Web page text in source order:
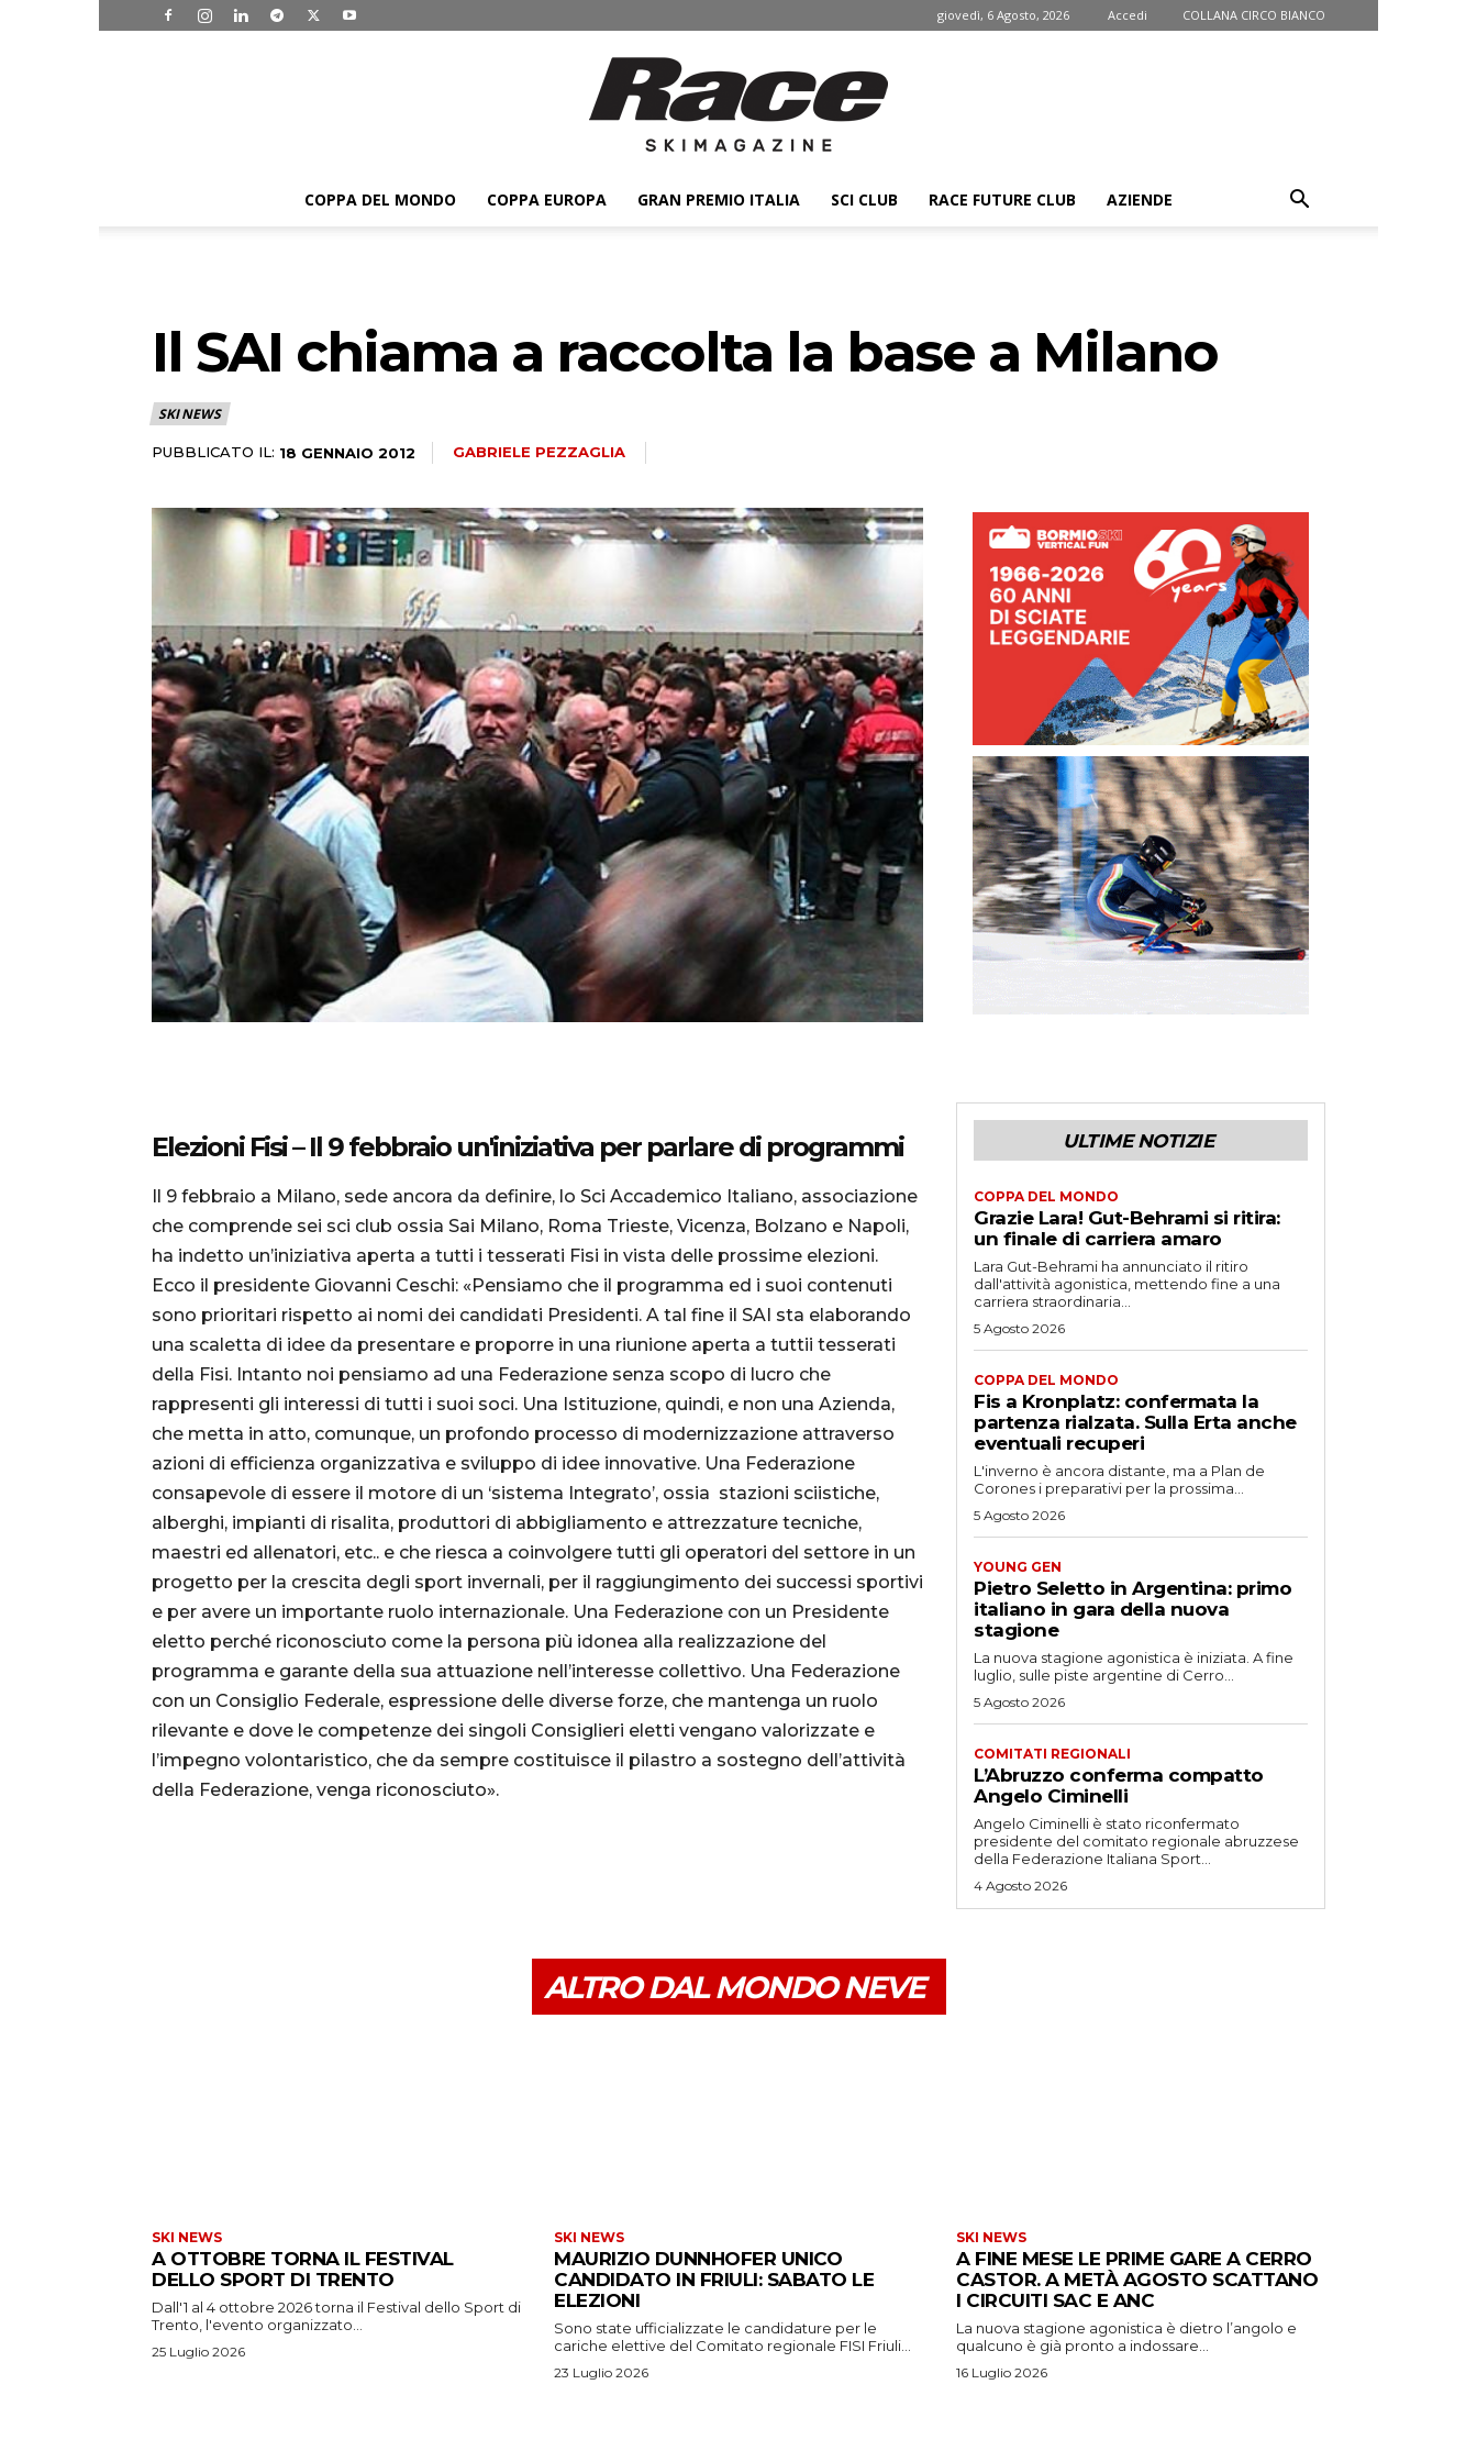
giovedì, 6 Agosto, 2026 Accedi COLLANA CIRCO BIANCO
ski
magazine
COPPA DEL MONDO COPPA EUROPA GRAN PREMIO ITALIA SCI CLUB RACE FUTURE CLUB AZIENDE
Il SAI chiama a raccolta la base a Milano
SKI NEWS
PUBBLICATO IL: 18 GENNAIO 2012 GABRIELE PEZZAGLIA
Elezioni Fisi – Il 9 febbraio un'iniziativa per parlare di programmi
Il 9 febbraio a Milano, sede ancora da definire, lo Sci Accademico Italiano, associazione
che comprende sei sci club ossia Sai Milano, Roma Trieste, Vicenza, Bolzano e Napoli,
ha indetto un’iniziativa aperta a tutti i tesserati Fisi in vista delle prossime elezioni.
Ecco il presidente Giovanni Ceschi: «Pensiamo che il programma ed i suoi contenuti
sono prioritari rispetto ai nomi dei candidati Presidenti. A tal fine il SAI sta elaborando
una scaletta di idee da presentare e proporre in una riunione aperta a tuttii tesserati
della Fisi. Intanto noi pensiamo ad una Federazione senza scopo di lucro che
rappresenti gli interessi di tutti i suoi soci. Una Istituzione, quindi, e non una Azienda,
che metta in atto, comunque, un profondo processo di modernizzazione attraverso
azioni di efficienza organizzativa e sviluppo di idee innovative. Una Federazione
consapevole di essere il motore di un ‘sistema Integrato’, ossia stazioni sciistiche,
alberghi, impianti di risalita, produttori di abbigliamento e attrezzature tecniche,
maestri ed allenatori, etc.. e che riesca a coinvolgere tutti gli operatori del settore in un
progetto per la crescita degli sport invernali, per il raggiungimento dei successi sportivi
e per avere un importante ruolo internazionale. Una Federazione con un Presidente
eletto perché riconosciuto come la persona più idonea alla realizzazione del
programma e garante della sua attuazione nell’interesse collettivo. Una Federazione
con un Consiglio Federale, espressione delle diverse forze, che mantenga un ruolo
rilevante e dove le competenze dei singoli Consiglieri eletti vengano valorizzate e
l’impegno volontaristico, che da sempre costituisce il pilastro a sostegno dell’attività
della Federazione, venga riconosciuto».
ULTIME NOTIZIE
COPPA DEL MONDO
Grazie Lara! Gut-Behrami si ritira:
un finale di carriera amaro
Lara Gut-Behrami ha annunciato il ritiro
dall'attività agonistica, mettendo fine a una
carriera straordinaria...
5 Agosto 2026
COPPA DEL MONDO
Fis a Kronplatz: confermata la
partenza rialzata. Sulla Erta anche
eventuali recuperi
L'inverno è ancora distante, ma a Plan de
Corones i preparativi per la prossima...
5 Agosto 2026
YOUNG GEN
Pietro Seletto in Argentina: primo
italiano in gara della nuova
stagione
La nuova stagione agonistica è iniziata. A fine
luglio, sulle piste argentine di Cerro...
5 Agosto 2026
COMITATI REGIONALI
L’Abruzzo conferma compatto
Angelo Ciminelli
Angelo Ciminelli è stato riconfermato
presidente del comitato regionale abruzzese
della Federazione Italiana Sport...
4 Agosto 2026
ALTRO DAL MONDO NEVE
SKI NEWS
A OTTOBRE TORNA IL FESTIVAL
DELLO SPORT DI TRENTO
Dall'1 al 4 ottobre 2026 torna il Festival dello Sport di
Trento, l'evento organizzato...
25 Luglio 2026
SKI NEWS
MAURIZIO DUNNHOFER UNICO
CANDIDATO IN FRIULI: SABATO LE
ELEZIONI
Sono state ufficializzate le candidature per le
cariche elettive del Comitato regionale FISI Friuli...
23 Luglio 2026
SKI NEWS
A FINE MESE LE PRIME GARE A CERRO
CASTOR. A METÀ AGOSTO SCATTANO
I CIRCUITI SAC E ANC
La nuova stagione agonistica è dietro l’angolo e
qualcuno è già pronto a indossare...
16 Luglio 2026